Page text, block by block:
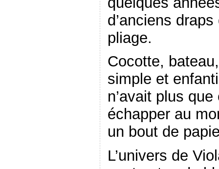
d’anciens
pliage.
Cocotte,
simple et
n’avait plus
échapper au
un bout de
L’univers de